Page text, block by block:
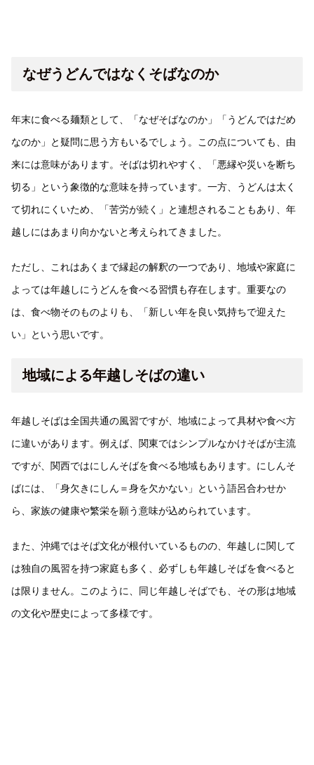
なぜうどんではなくそばなのか
年末に食べる麺類として、「なぜそばなのか」「うどんではだめ
なのか」と疑問に思う方もいるでしょう。この点についても、由
来には意味があります。そばは切れやすく、「悪縁や災いを断ち
切る」という象徴的な意味を持っています。一方、うどんは太く
て切れにくいため、「苦労が続く」と連想されることもあり、年
越しにはあまり向かないと考えられてきました。
ただし、これはあくまで縁起の解釈の一つであり、地域や家庭に
よっては年越しにうどんを食べる習慣も存在します。重要なの
は、食べ物そのものよりも、「新しい年を良い気持ちで迎えた
い」という思いです。
地域による年越しそばの違い
年越しそばは全国共通の風習ですが、地域によって具材や食べ方
に違いがあります。例えば、関東ではシンプルなかけそばが主流
ですが、関西ではにしんそばを食べる地域もあります。にしんそ
ばには、「身欠きにしん＝身を欠かない」という語呂合わせか
ら、家族の健康や繁栄を願う意味が込められています。
また、沖縄ではそば文化が根付いているものの、年越しに関して
は独自の風習を持つ家庭も多く、必ずしも年越しそばを食べると
は限りません。このように、同じ年越しそばでも、その形は地域
の文化や歴史によって多様です。